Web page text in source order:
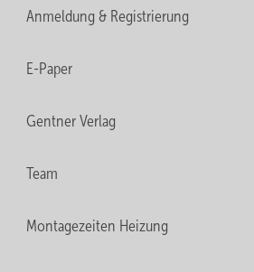
Anmeldung & Registrierung
E-Paper
Gentner Verlag
Team
Montagezeiten Heizung